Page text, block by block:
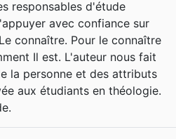
responsables d'étude
avec confiance sur
connaître. Pour le connaître
Il est. L'auteur nous fait
la personne et des attributs
aux étudiants en théologie.